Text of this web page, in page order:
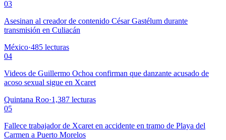
03
Asesinan al creador de contenido César Gastélum durante
transmisión en Culiacán
México·485 lecturas
04
Videos de Guillermo Ochoa confirman que danzante acusado de
acoso sexual sigue en Xcaret
Quintana Roo·1,387 lecturas
05
Fallece trabajador de Xcaret en accidente en tramo de Playa del
Carmen a Puerto Morelos